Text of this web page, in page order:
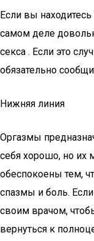
Если вы
самом деле
секса . Если это
обязательно
Нижняя линия
Оргазмы
себя хорошо, но их
обеспокоены тем,
спазмы и боль.
своим врачом,
вернуться к